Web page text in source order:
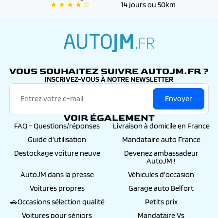
✔️ Accompagnés d’un
suivi personnalisé par nos
★ ★ ★ ★ ☆
14 jours ou 50km
VOUS SOUHAITEZ SUIVRE AUTOJM.FR ?
INSCRIVEZ-VOUS À NOTRE NEWSLETTER
Envoyer
VOIR ÉGALEMENT
FAQ - Questions/réponses
Livraison à domicile en France
Guide d'utilisation
Mandataire auto France
Destockage voiture neuve
Devenez ambassadeur
AutoJM !
AutoJM dans la presse
Véhicules d'occasion
Voitures propres
Garage auto Belfort
🚗Occasions sélection qualité
Petits prix
Voitures pour séniors
Mandataire Vs